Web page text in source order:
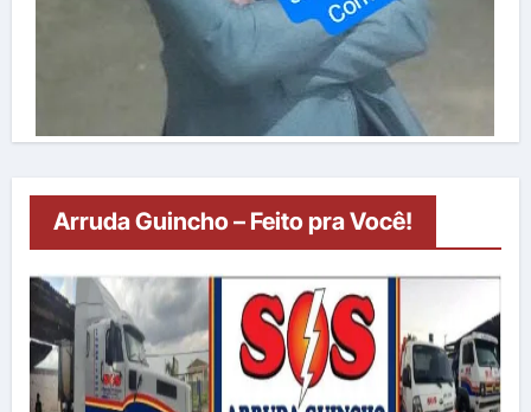
Arruda Guincho – Feito pra Você!